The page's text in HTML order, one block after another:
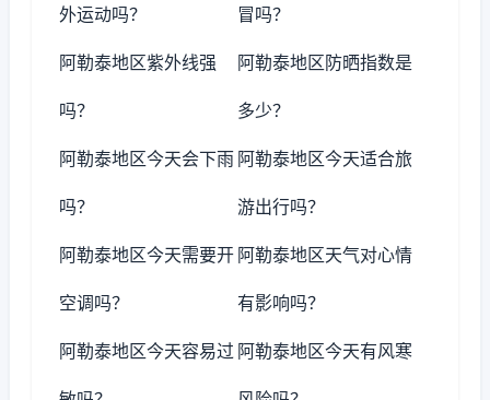
外运动吗？ 冒吗？
阿勒泰地区紫外线强
吗？
阿勒泰地区防晒指数是
多少？
阿勒泰地区今天会下雨
吗？
阿勒泰地区今天适合旅
游出行吗？
阿勒泰地区今天需要开
空调吗？
阿勒泰地区天气对心情
有影响吗？
阿勒泰地区今天容易过 阿勒泰地区今天有风寒